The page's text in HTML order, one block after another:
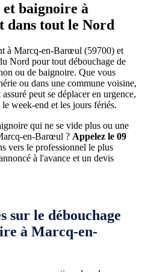
et baignoire à
tout le Nord
à Marcq-en-Barœul (59700) et
Nord pour tout débouchage de
ou de baignoire. Que vous
ou dans une commune voisine,
peut se déplacer en urgence,
week-end et les jours fériés.
qui ne se vide plus ou une
en-Barœul ? Appelez le 09
vers le professionnel le plus
à l'avance et un devis
sur le débouchage
à Marcq-en-